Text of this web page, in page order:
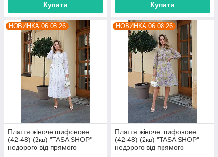
Купити Купити
НОВИНКА 06.08.26
Плаття жіноче шифонове
(42-48) (2кв) "TASA SHOP"
недорого від прямого
постачальника
НОВИНКА 06.08.26
Плаття жіноче шифонове
(42-48) (2кв) "TASA SHOP"
недорого від прямого
постачальника